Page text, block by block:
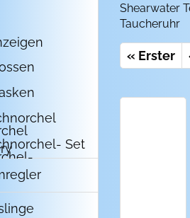
Shearwater
Taucheruhr
« Erster
Set